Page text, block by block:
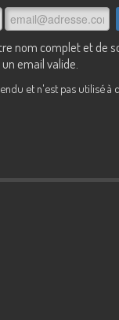
nom complet et de
email valide.
et n'est pas utilisé à